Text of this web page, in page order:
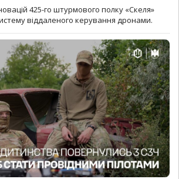
425-го штурмового полку «Скеля»
віддаленого керування дронами.